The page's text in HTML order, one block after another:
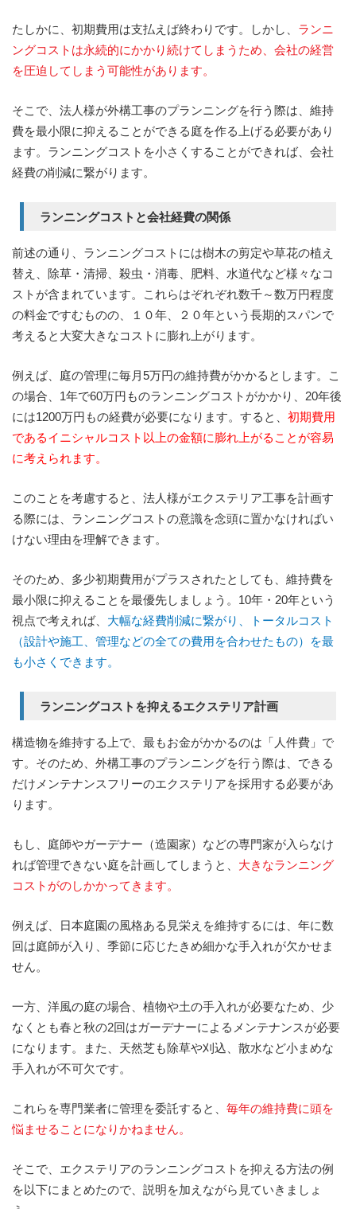
たしかに、初期費用は支払えば終わりです。しかし、 ランニ
ングコストは永続的にかかり続けてしまうため、会社の経営
を圧迫してしまう可能性があります。
そこで、法人様が外構工事のプランニングを行う際は、維持
費を最小限に抑えることができる庭を作る上げる必要があり
ます。ランニングコストを小さくすることができれば、会社
経費の削減に繋がります。
ランニングコストと会社経費の関係
前述の通り、ランニングコストには樹木の剪定や草花の植え
替え、除草・清掃、殺虫・消毒、肥料、水道代など様々なコ
ストが含まれています。これらはぞれぞれ数千～数万円程度
の料金ですむものの、１０年、２０年という長期的スパンで
考えると大変大きなコストに膨れ上がります。
例えば、庭の管理に毎月5万円の維持費がかかるとします。こ
の場合、1年で60万円ものランニングコストがかかり、20年後
には1200万円もの経費が必要になります。すると、 初期費用
であるイニシャルコスト以上の金額に膨れ上がることが容易
に考えられます。
このことを考慮すると、法人様がエクステリア工事を計画す
る際には、ランニングコストの意識を念頭に置かなければい
けない理由を理解できます。
そのため、多少初期費用がプラスされたとしても、維持費を
最小限に抑えることを最優先しましょう。10年・20年という
視点で考えれば、 大幅な経費削減に繋がり、トータルコスト
（設計や施工、管理などの全ての費用を合わせたもの）を最
も小さくできます。
ランニングコストを抑えるエクステリア計画
構造物を維持する上で、最もお金がかかるのは「人件費」で
す。そのため、外構工事のプランニングを行う際は、できる
だけメンテナンスフリーのエクステリアを採用する必要があ
ります。
もし、庭師やガーデナー（造園家）などの専門家が入らなけ
れば管理できない庭を計画してしまうと、 大きなランニング
コストがのしかかってきます。
例えば、日本庭園の風格ある見栄えを維持するには、年に数
回は庭師が入り、季節に応じたきめ細かな手入れが欠かせま
せん。
一方、洋風の庭の場合、植物や土の手入れが必要なため、少
なくとも春と秋の2回はガーデナーによるメンテナンスが必要
になります。また、天然芝も除草や刈込、散水など小まめな
手入れが不可欠です。
これらを専門業者に管理を委託すると、 毎年の維持費に頭を
悩ませることになりかねません。
そこで、エクステリアのランニングコストを抑える方法の例
を以下にまとめたので、説明を加えながら見ていきましょ